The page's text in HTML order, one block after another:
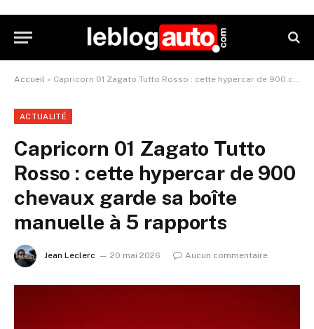
Accueil » Capricorn 01 Zagato Tutto Rosso : cette hypercar de 900 chevaux garde sa boîte manuelle à 5 rapports
ACTUALITÉ
Capricorn 01 Zagato Tutto
Rosso : cette hypercar de 900
chevaux garde sa boîte
manuelle à 5 rapports
Jean Leclerc 20 mai 2026 Aucun commentaire